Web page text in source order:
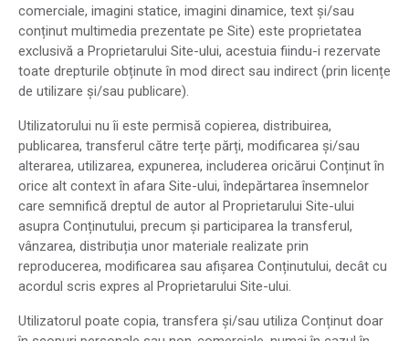
comerciale, imagini statice, imagini dinamice, text și/sau
conținut multimedia prezentate pe Site) este proprietatea
exclusivă a Proprietarului Site-ului, acestuia fiindu-i rezervate
toate drepturile obținute în mod direct sau indirect (prin licențe
de utilizare și/sau publicare).
Utilizatorului nu îi este permisă copierea, distribuirea,
publicarea, transferul către terțe părți, modificarea și/sau
alterarea, utilizarea, expunerea, includerea oricărui Conținut în
orice alt context în afara Site-ului, îndepărtarea însemnelor
care semnifică dreptul de autor al Proprietarului Site-ului
asupra Conținutului, precum și participarea la transferul,
vânzarea, distribuția unor materiale realizate prin
reproducerea, modificarea sau afișarea Conținutului, decât cu
acordul scris expres al Proprietarului Site-ului.
Utilizatorul poate copia, transfera și/sau utiliza Conținut doar